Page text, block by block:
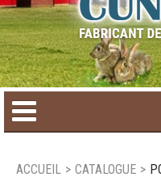
ACCUEIL > CATALOGUE >